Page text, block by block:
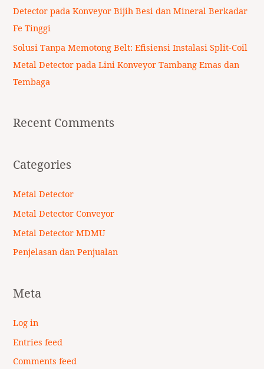
Detector pada Konveyor Bijih Besi dan Mineral Berkadar
Fe Tinggi
Solusi Tanpa Memotong Belt: Efisiensi Instalasi Split-Coil
Metal Detector pada Lini Konveyor Tambang Emas dan
Tembaga
Recent Comments
Categories
Metal Detector
Metal Detector Conveyor
Metal Detector MDMU
Penjelasan dan Penjualan
Meta
Log in
Entries feed
Comments feed